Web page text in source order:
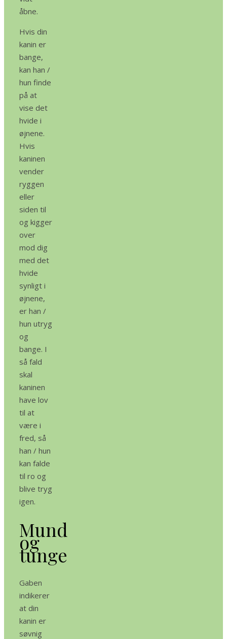
åbne.
Hvis din
kanin er
bange,
kan han /
hun finde
på at
vise det
hvide i
øjnene.
Hvis
kaninen
vender
ryggen
eller
siden til
og kigger
over
mod dig
med det
hvide
synligt i
øjnene,
er han /
hun utryg
og
bange. I
så fald
skal
kaninen
have lov
til at
være i
fred, så
han / hun
kan falde
til ro og
blive tryg
igen.
Mund
og
tunge
Gaben
indikerer
at din
kanin er
søvnig